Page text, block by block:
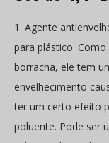
1. Agente
para plástico.
borracha, ele tem
envelhecimento
ter um certo efeito
poluente. Pode ser